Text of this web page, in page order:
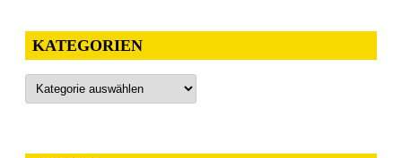
KATEGORIEN
Kategorien